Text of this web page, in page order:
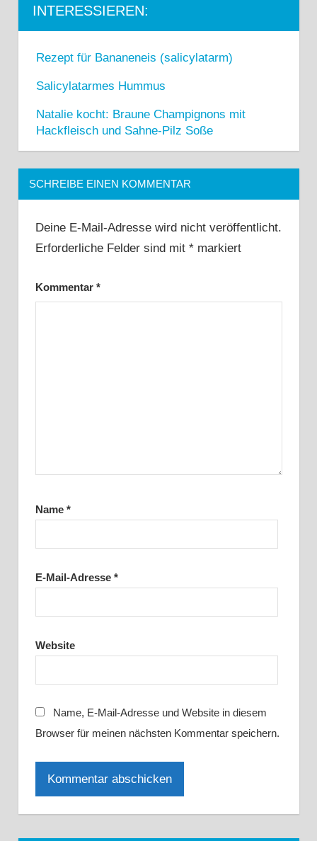
INTERESSIEREN:
Rezept für Bananeneis (salicylatarm)
Salicylatarmes Hummus
Natalie kocht: Braune Champignons mit
Hackfleisch und Sahne-Pilz Soße
SCHREIBE EINEN KOMMENTAR
Deine E-Mail-Adresse wird nicht veröffentlicht.
Erforderliche Felder sind mit *markiert
Kommentar *
Name *
E-Mail-Adresse *
Website
Name, E-Mail-Adresse und Website in diesem
Browser für meinen nächsten Kommentar speichern.